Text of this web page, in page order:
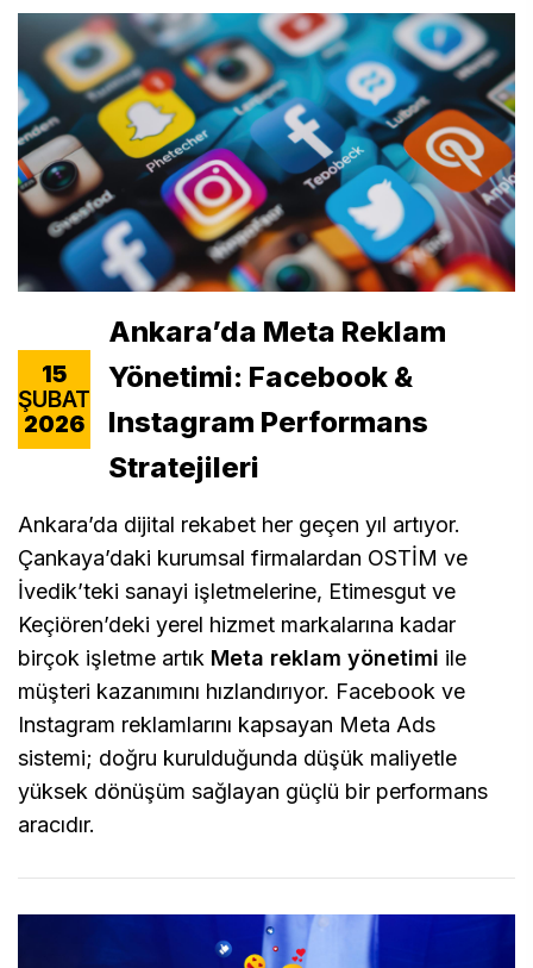
15
ŞUBAT
2026
Ankara’da Meta Reklam
Yönetimi: Facebook &
Instagram Performans
Stratejileri
Ankara’da dijital rekabet her geçen yıl artıyor.
Çankaya’daki kurumsal firmalardan OSTİM ve
İvedik’teki sanayi işletmelerine, Etimesgut ve
Keçiören’deki yerel hizmet markalarına kadar
birçok işletme artık Meta reklam yönetimi ile
müşteri kazanımını hızlandırıyor. Facebook ve
Instagram reklamlarını kapsayan Meta Ads
sistemi; doğru kurulduğunda düşük maliyetle
yüksek dönüşüm sağlayan güçlü bir performans
aracıdır.